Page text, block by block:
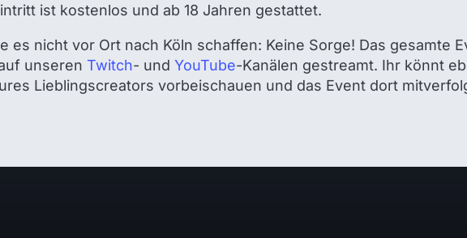
ist kostenlos und ab 18 Jahren gestattet.
es nicht vor Ort nach Köln schaffen: Keine Sorge! Das gesamte
unseren Twitch- und YouTube-Kanälen gestreamt. Ihr könnt
Lieblingscreators vorbeischauen und das Event dort